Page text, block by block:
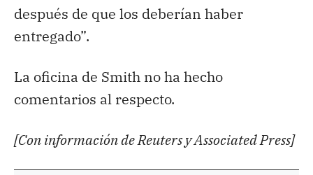
después de que los deberían haber
entregado”.
La oficina de Smith no ha hecho
comentarios al respecto.
[Con información de Reuters y Associated Press]